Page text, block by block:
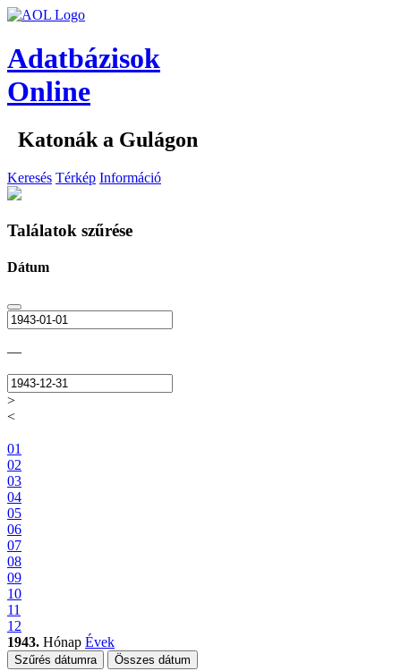
Adatbázisok
Online
Katonák a Gulágon
Keresés Térkép Információ
Találatok szűrése
Dátum
—
>
<
01
02
03
04
05
06
07
08
09
10
11
12
1943. Hónap Évek
Szűrés dátumra Összes dátum